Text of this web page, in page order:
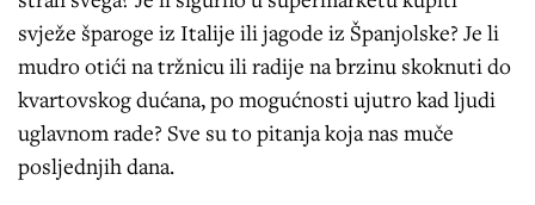
svježe šparoge iz Italije ili jagode iz Španjolske? Je li
mudro otići na tržnicu ili radije na brzinu skoknuti do
kvartovskog dućana, po mogućnosti ujutro kad ljudi
uglavnom rade? Sve su to pitanja koja nas muče
posljednjih dana.